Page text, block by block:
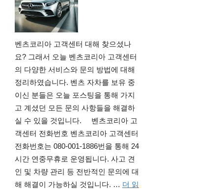
벤츠코리아 고객센터 대해 찾으셨나
요? 그래서 오늘 벤츠코리아 고객센터
의 다양한 서비스와 문의 방법에 대해
정리하였습니다. 벤츠 자차를 보유 중
이신 분들은 오늘 포스팅을 통해 가지
고 계셨던 모든 문의 사항들을 해결하
실 수 있을 것입니다. 벤츠코리아 고
객센터 전화번호 벤츠코리아 고객센터
전화번호는 080-001-1886번을 통해 24
시간 연중무휴로 운영됩니다​. 사고 견
인 및 차량 관리 등 전반적인 문의에 대
해 해결이 가능하실 것입니다. … 더 읽